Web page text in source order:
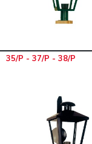
35/P - 37/P - 38/P